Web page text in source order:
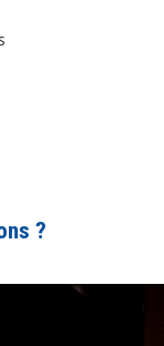
?